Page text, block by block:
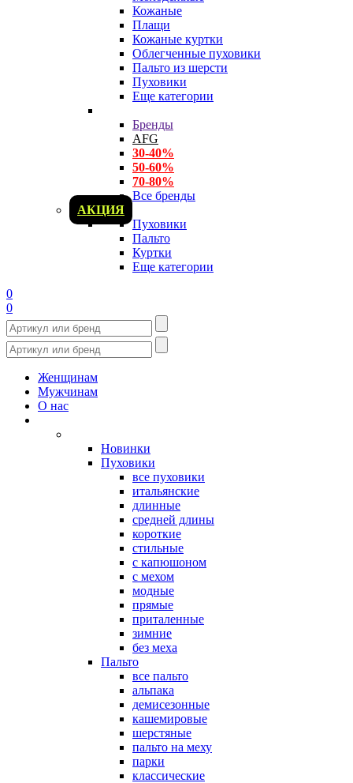
Кожаные
Плащи
Кожаные куртки
Облегченные пуховики
Пальто из шерсти
Пуховики
Еще категории
Бренды
AFG
30-40%
50-60%
70-80%
Все бренды
АКЦИЯ
Пуховики
Пальто
Куртки
Еще категории
0
0
Женщинам
Мужчинам
О нас
Новинки
Пуховики
все пуховики
итальянские
длинные
средней длины
короткие
стильные
с капюшоном
с мехом
модные
прямые
приталенные
зимние
без меха
Пальто
все пальто
альпака
демисезонные
кашемировые
шерстяные
пальто на меху
парки
классические